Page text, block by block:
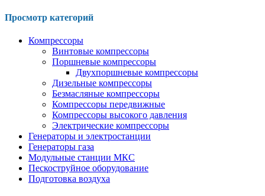
Просмотр категорий
Компрессоры
Винтовые компрессоры
Поршневые компрессоры
Двухпоршневые компрессоры
Дизельные компрессоры
Безмасляные компрессоры
Компрессоры передвижные
Компрессоры высокого давления
Электрические компрессоры
Генераторы и электростанции
Генераторы газа
Модульные станции МКС
Пескоструйное оборудование
Подготовка воздуха